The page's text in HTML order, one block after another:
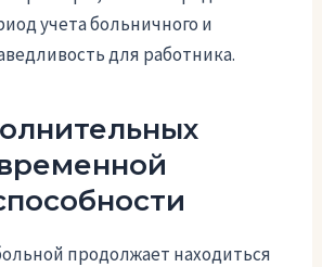
учета больничного и
для работника.
продолжает находиться